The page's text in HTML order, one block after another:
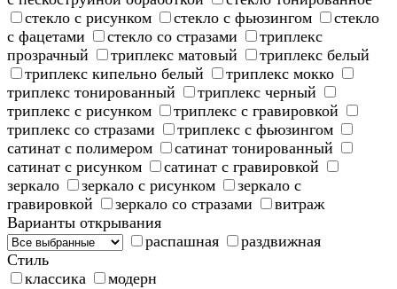
стекло с рисунком
стекло с фьюзингом
стекло
с фацетами
стекло со стразами
триплекс
прозрачный
триплекс матовый
триплекс белый
триплекс кипельно белый
триплекс мокко
триплекс тонированный
триплекс черный
триплекс с рисунком
триплекс с гравировкой
триплекс со стразами
триплекс с фьюзингом
сатинат с полимером
сатинат тонированный
сатинат с рисунком
сатинат с гравировкой
зеркало
зеркало с рисунком
зеркало с
гравировкой
зеркало со стразами
витраж
Варианты открывания
распашная
раздвижная
Стиль
классика
модерн